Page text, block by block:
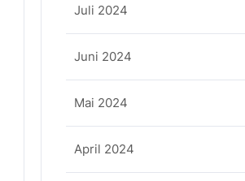
Juli 2024
Juni 2024
Mai 2024
April 2024